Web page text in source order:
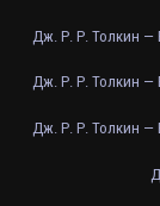
Дж. Р. Р. Толкин —
Дж. Р. Р. Толкин —
Дж. Р. Р. Толкин —